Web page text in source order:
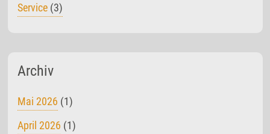
Service (3)
Archiv
Mai 2026 (1)
April 2026 (1)